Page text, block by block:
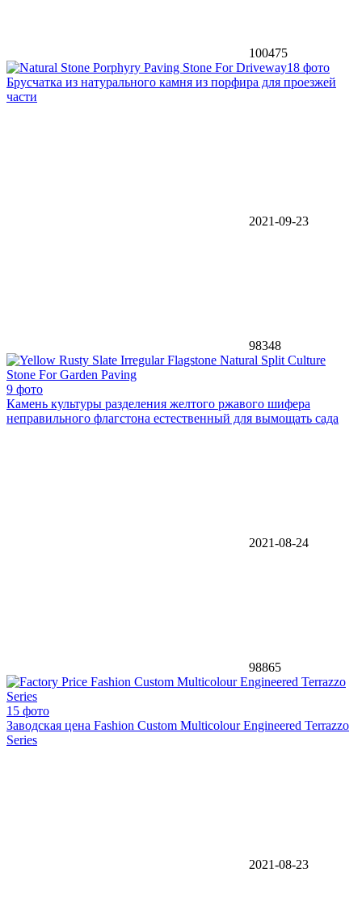
100475
18 фото
Брусчатка из натурального камня из порфира для проезжей
части
2021-09-23
98348
9 фото
Камень культуры разделения желтого ржавого шифера
неправильного флагстона естественный для вымощать сада
2021-08-24
98865
15 фото
Заводская цена Fashion Custom Multicolour Engineered Terrazzo
Series
2021-08-23